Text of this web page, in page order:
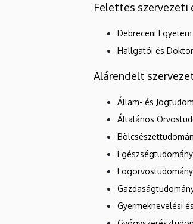
Felettes szervezeti
Debreceni Egyetem
Hallgatói és
Alárendelt
Állam- és
Általános
Gyermeknevelési